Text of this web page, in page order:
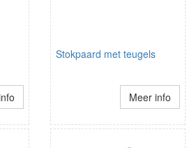
Stokpaard met teugels
Meer info